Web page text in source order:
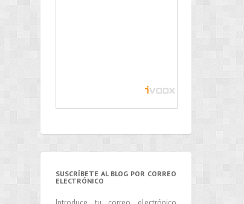
SUSCRÍBETE AL BLOG POR CORREO
ELECTRÓNICO